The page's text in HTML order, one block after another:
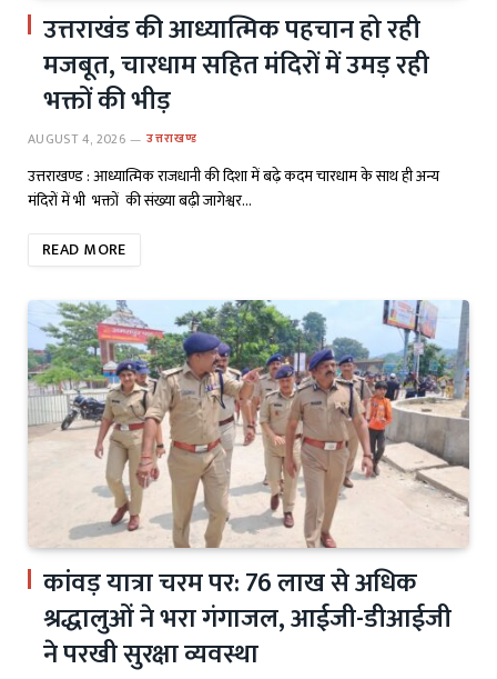
उत्तराखंड की आध्यात्मिक पहचान हो रही
मजबूत, चारधाम सहित मंदिरों में उमड़ रही
भक्तों की भीड़
AUGUST 4, 2026 उत्तराखण्ड
उत्तराखण्ड : आध्यात्मिक राजधानी की दिशा में बढ़े कदम चारधाम के साथ ही अन्य
मंदिरों में भी भक्तों की संख्या बढ़ी जागेश्वर…
READ MORE
कांवड़ यात्रा चरम पर: 76 लाख से अधिक
श्रद्धालुओं ने भरा गंगाजल, आईजी-डीआईजी
ने परखी सुरक्षा व्यवस्था